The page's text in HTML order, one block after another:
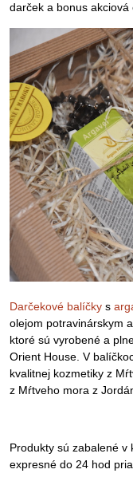
darček a bonus akciová
Darčekové balíčky s
olejom potravinárskym a
ktoré sú vyrobené a
Orient House. V
kvalitnej kozmetiky z
z Mŕtveho mora z
Produkty sú zabalené v
expresné do 24 hod